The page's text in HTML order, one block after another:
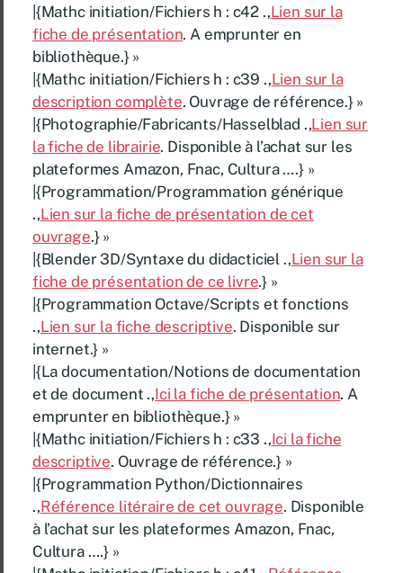
|{Mathc initiation/Fichiers h : c42 .,Lien sur la
fiche de présentation. A emprunter en
bibliothèque.} »
|{Mathc initiation/Fichiers h : c39 .,Lien sur la
description complète. Ouvrage de référence.} »
|{Photographie/Fabricants/Hasselblad .,Lien sur
la fiche de librairie. Disponible à l’achat sur les
plateformes Amazon, Fnac, Cultura ….} »
|{Programmation/Programmation générique
.,Lien sur la fiche de présentation de cet
ouvrage.} »
|{Blender 3D/Syntaxe du didacticiel .,Lien sur la
fiche de présentation de ce livre.} »
|{Programmation Octave/Scripts et fonctions
.,Lien sur la fiche descriptive. Disponible sur
internet.} »
|{La documentation/Notions de documentation
et de document .,Ici la fiche de présentation. A
emprunter en bibliothèque.} »
|{Mathc initiation/Fichiers h : c33 .,Ici la fiche
descriptive. Ouvrage de référence.} »
|{Programmation Python/Dictionnaires
.,Référence litéraire de cet ouvrage. Disponible
à l’achat sur les plateformes Amazon, Fnac,
Cultura ….} »